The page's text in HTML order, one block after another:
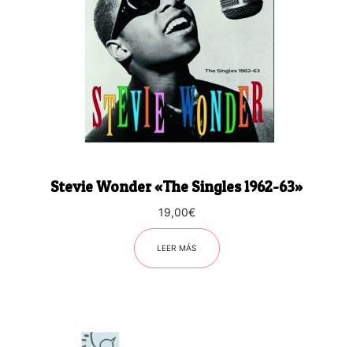
Stevie Wonder «The Singles 1962-63»
19,00€
LEER MÁS